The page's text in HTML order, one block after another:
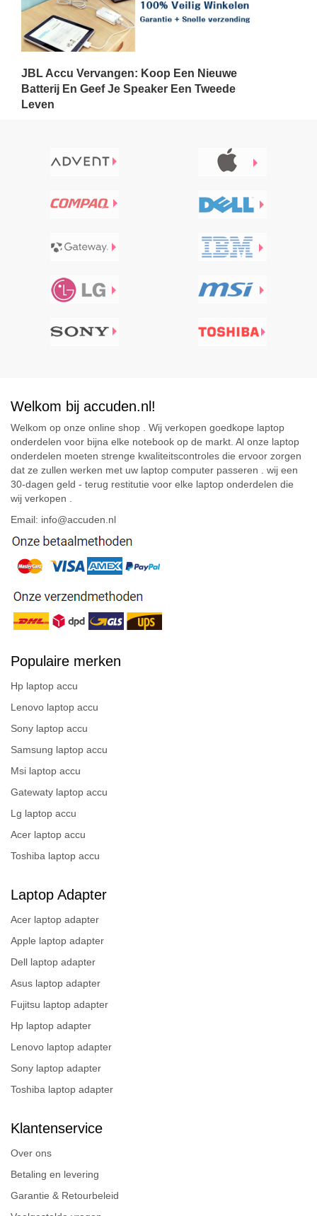
JBL Accu Vervangen: Koop Een Nieuwe
Batterij En Geef Je Speaker Een Tweede
Leven
Welkom bij accuden.nl!
Welkom op onze online shop . Wij verkopen goedkope laptop
onderdelen voor bijna elke notebook op de markt. Al onze laptop
onderdelen moeten strenge kwaliteitscontroles die ervoor zorgen
dat ze zullen werken met uw laptop computer passeren . wij een
30-dagen geld - terug restitutie voor elke laptop onderdelen die
wij verkopen .
Email: info@accuden.nl
Populaire merken
Hp laptop accu
Lenovo laptop accu
Sony laptop accu
Samsung laptop accu
Msi laptop accu
Gatewaty laptop accu
Lg laptop accu
Acer laptop accu
Toshiba laptop accu
Laptop Adapter
Acer laptop adapter
Apple laptop adapter
Dell laptop adapter
Asus laptop adapter
Fujitsu laptop adapter
Hp laptop adapter
Lenovo laptop adapter
Sony laptop adapter
Toshiba laptop adapter
Klantenservice
Over ons
Betaling en levering
Garantie & Retourbeleid